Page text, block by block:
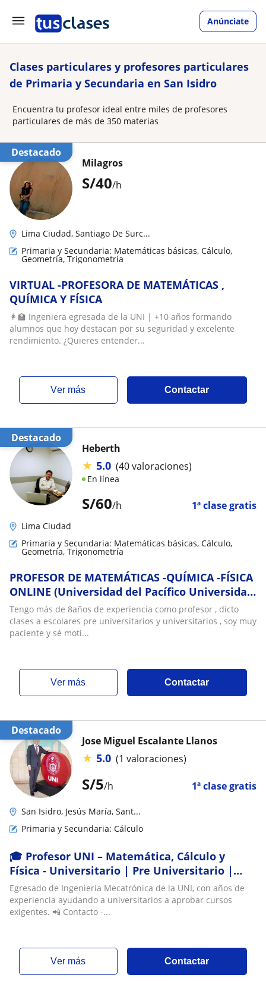
Anúnciate
Clases particulares y profesores particulares
de Primaria y Secundaria en San Isidro
Encuentra tu profesor ideal entre miles de profesores
particulares de más de 350 materias
Destacado
S/40/h
Milagros
Lima Ciudad, Santiago De Surc...
Primaria y Secundaria: Matemáticas básicas, Cálculo,
Geometría, Trigonometría
VIRTUAL -PROFESORA DE MATEMÁTICAS ,
QUÍMICA Y FÍSICA
👩‍🏫 Ingeniera egresada de la UNI | +10 años formando
alumnos que hoy destacan por su seguridad y excelente
rendimiento. ¿Quieres entender...
ver más Contactar
Destacado
S/60/h 1ª clase gratis
Heberth
★ 5.0 (40 valoraciones)
En línea
Lima Ciudad
Primaria y Secundaria: Matemáticas básicas, Cálculo,
Geometría, Trigonometría
PROFESOR DE MATEMÁTICAS -QUÍMICA -FÍSICA
ONLINE (Universidad del Pacífico Universidad
de Lima Pucp y Cayetano )
Tengo más de 8años de experiencia como profesor , dicto
clases a escolares pre universitarios y universitarios , soy muy
paciente y sé moti...
ver más Contactar
Destacado
S/5/h 1ª clase gratis
Jose Miguel Escalante Llanos
★ 5.0 (1 valoraciones)
San Isidro, Jesús María, Sant...
Primaria y Secundaria: Cálculo
🎓 Profesor UNI – Matemática, Cálculo y
Física - Universitario | Pre Universitario |
Escolar
Egresado de Ingeniería Mecatrónica de la UNI, con años de
experiencia ayudando a universitarios a aprobar cursos
exigentes. 📲 Contacto -...
ver más Contactar